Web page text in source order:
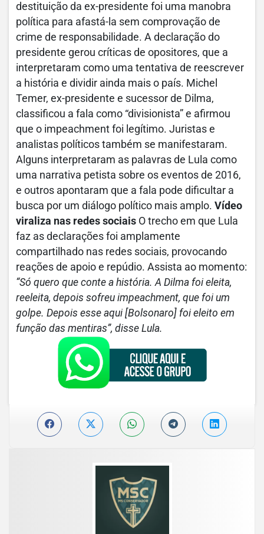
destituição da ex-presidente foi uma manobra
política para afastá-la sem comprovação de
crime de responsabilidade. A declaração do
presidente gerou críticas de opositores, que a
interpretaram como uma tentativa de reescrever
a história e dividir ainda mais o país. Michel
Temer, ex-presidente e sucessor de Dilma,
classificou a fala como “divisionista” e afirmou
que o impeachment foi legítimo. Juristas e
analistas políticos também se manifestaram.
Alguns interpretaram as palavras de Lula como
uma narrativa petista sobre os eventos de 2016,
e outros apontaram que a fala pode dificultar a
busca por um diálogo político mais amplo. Vídeo
viraliza nas redes sociais O trecho em que Lula
faz as declarações foi amplamente
compartilhado nas redes sociais, provocando
reações de apoio e repúdio. Assista ao momento:
“Só quero que conte a história. A Dilma foi eleita,
reeleita, depois sofreu impeachment, que foi um
golpe. Depois esse aqui [Bolsonaro] foi eleito em
função das mentiras”, disse Lula.